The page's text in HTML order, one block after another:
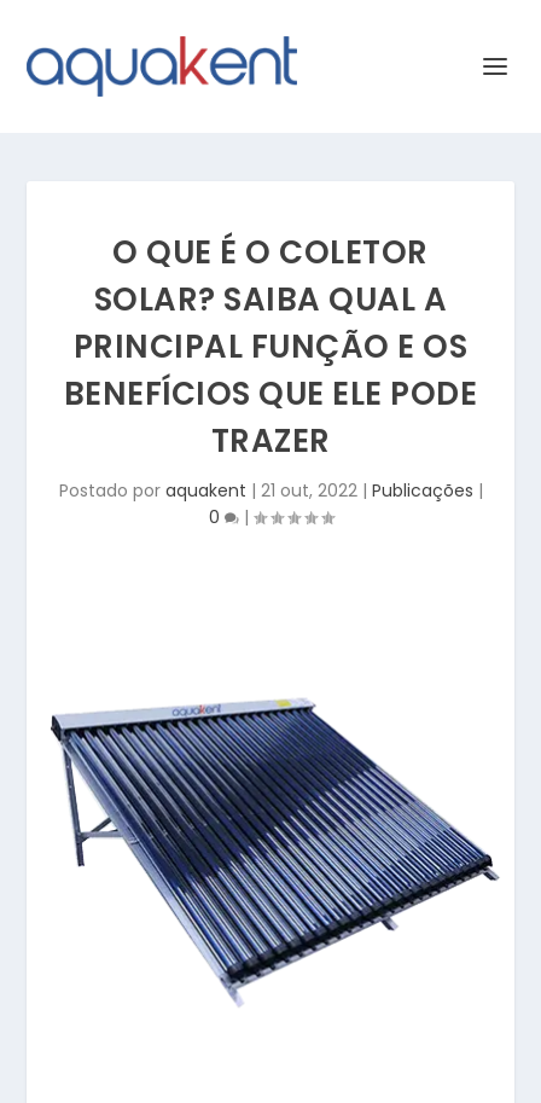
O QUE É O COLETOR
SOLAR? SAIBA QUAL A
PRINCIPAL FUNÇÃO E OS
BENEFÍCIOS QUE ELE PODE
TRAZER
Postado por aquakent | 21 out, 2022| Publicações |
0
|